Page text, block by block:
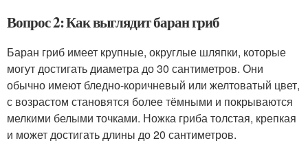
Вопрос 2: Как выглядит баран гриб
Баран гриб имеет крупные, округлые шляпки, которые
могут достигать диаметра до 30 сантиметров. Они
обычно имеют бледно-коричневый или желтоватый цвет,
с возрастом становятся более тёмными и покрываются
мелкими белыми точками. Ножка гриба толстая, крепкая
и может достигать длины до 20 сантиметров.